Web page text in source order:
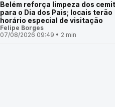
Belém reforça limpeza dos
para o Dia dos Pais; locais terão
horário especial de visitação
Felipe Borges
07/08/2026 09:49 • 2 min